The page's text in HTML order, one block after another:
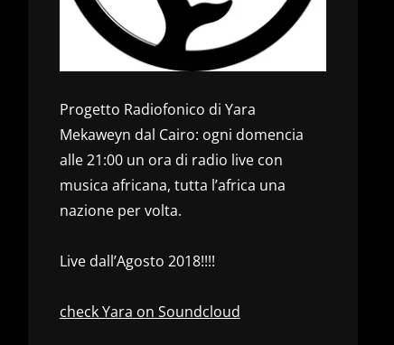
Progetto Radiofonico di Yara
Mekaweyn dal Cairo: ogni domencia
alle 21:00 un ora di radio live con
musica africana, tutta l’africa una
nazione per volta.
Live dall’Agosto 2018!!!!
check Yara on Soundcloud